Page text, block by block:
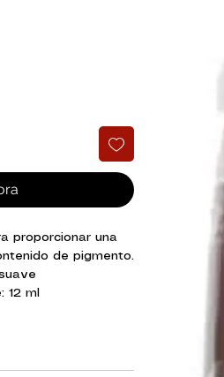
proporcionar una
de pigmento.
12 ml